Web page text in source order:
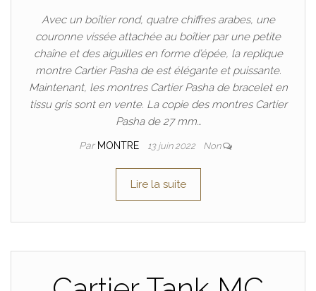
Avec un boîtier rond, quatre chiffres arabes, une
couronne vissée attachée au boîtier par une petite
chaîne et des aiguilles en forme d’épée, la replique
montre Cartier Pasha de est élégante et puissante.
Maintenant, les montres Cartier Pasha de bracelet en
tissu gris sont en vente. La copie des montres Cartier
Pasha de 27 mm…
Par MONTRE 13 juin 2022 Non
Lire la suite